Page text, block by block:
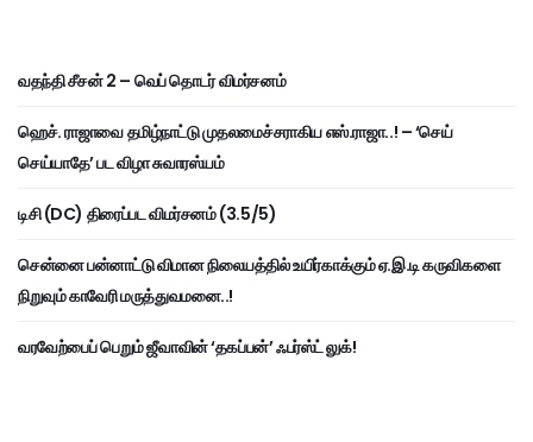
வதந்தி சீசன் 2 – வெப் தொடர் விமர்சனம்
ஹெச். ராஜாவை தமிழ்நாட்டு முதலமைச்சராகிய எஸ்.ராஜா..! – ‘செய்
செய்யாதே’ பட விழா சுவாரஸ்யம்
டிசி (DC) திரைப்பட விமர்சனம் (3.5/5)
சென்னை பன்னாட்டு விமான நிலையத்தில் உயிர்காக்கும் ஏ.இ.டி கருவிகளை
நிறுவும் காவேரி மருத்துவமனை..!
வரவேற்பைப் பெறும் ஜீவாவின் ‘தகப்பன்’ ஃபர்ஸ்ட் லுக்!